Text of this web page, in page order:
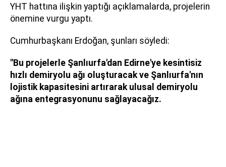
YHT hattına ilişkin yaptığı açıklamalarda, projelerin
önemine vurgu yaptı.
Cumhurbaşkanı Erdoğan, şunları söyledi:
"Bu projelerle Şanlıurfa'dan Edirne'ye kesintisiz
hızlı demiryolu ağı oluşturacak ve Şanlıurfa'nın
lojistik kapasitesini artırarak ulusal demiryolu
ağına entegrasyonunu sağlayacağız.